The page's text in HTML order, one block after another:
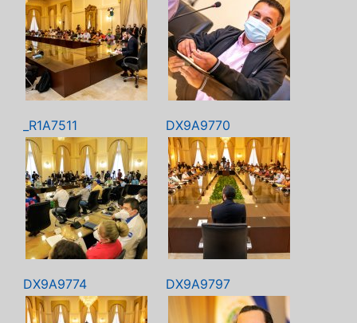
_R1A7511 DX9A9770
DX9A9774 DX9A9797